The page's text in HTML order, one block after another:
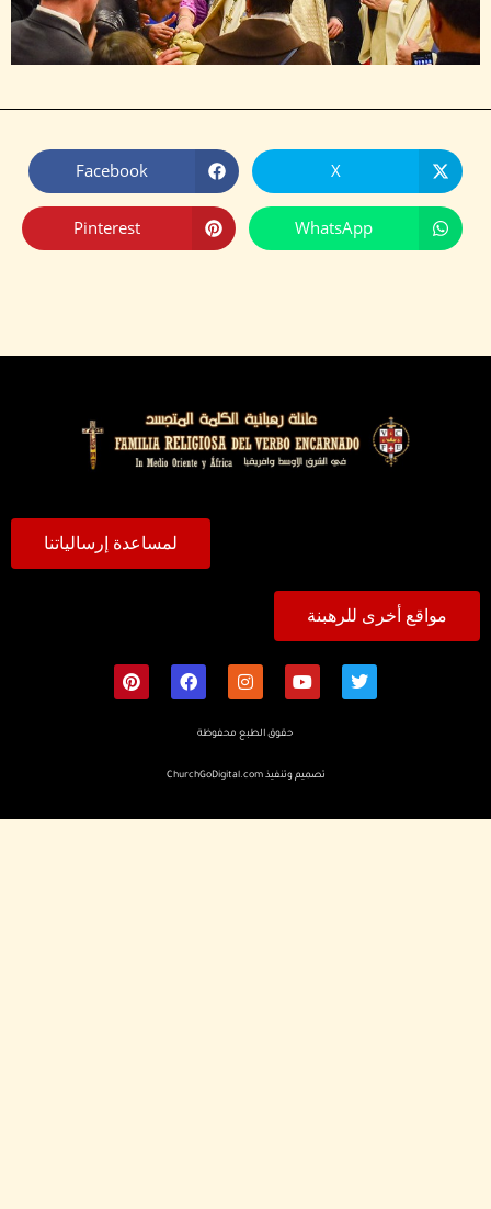
X
Facebook
WhatsApp
Pinterest
لمساعدة إرسالياتنا
مواقع أخرى للرهبنة
حقوق الطبع محفوظة
تصميم وتنفيذChurchGoDigital.com